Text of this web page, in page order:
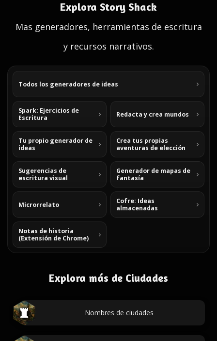
Explora Story Shack
Mas generadores, herramientas de escritura
y recursos narrativos.
Todos los generadores de ideas
Spark: Ejercicios de
Escritura
Redacta y crea mundos
Tu propio generador de
ideas
Crea tus propias
aventuras de elección
Sugerencias de
escritura visual
Generador de mapas de
fantasía
Microrrelato
Cofre: Ideas
almacenadas
Notas de historia
(Extensión de Chrome)
Explora más de Ciudades
Nombres de ciudades